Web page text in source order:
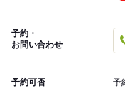
予約・
お問い合わせ
予約可否
予